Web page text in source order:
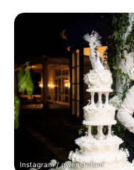
Instagram / gwenstefani